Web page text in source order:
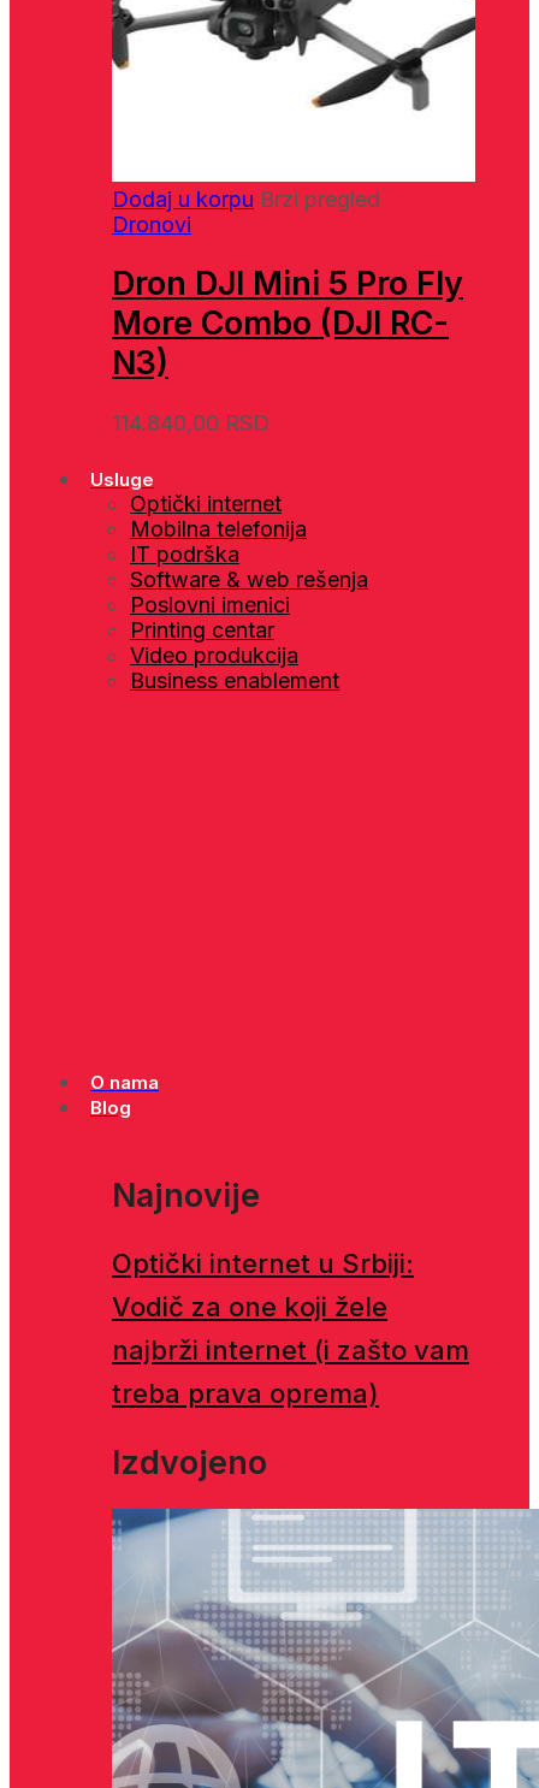
Dodaj u korpu Brzi pregled
Dronovi
Dron DJI Mini 5 Pro Fly
More Combo (DJI RC-
N3)
114.840,00 RSD
Usluge
Optički internet
Mobilna telefonija
IT podrška
Software & web rešenja
Poslovni imenici
Printing centar
Video produkcija
Business enablement
O nama
Blog
Najnovije
Optički internet u Srbiji:
Vodič za one koji žele
najbrži internet (i zašto vam
treba prava oprema)
Izdvojeno